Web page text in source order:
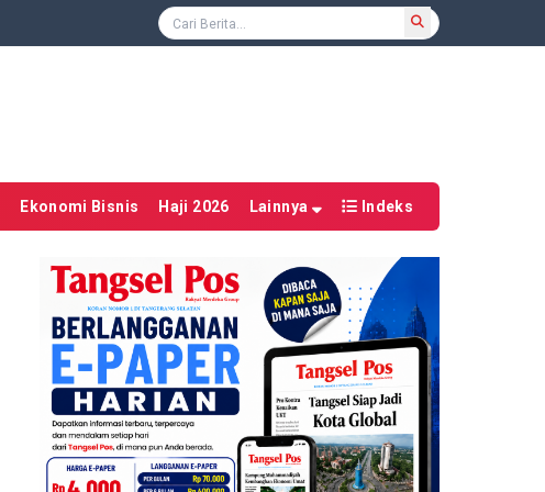
Ekonomi Bisnis Haji 2026 Lainnya Indeks